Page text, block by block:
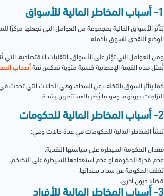
1- أسباب المخاطر المالية للأسواق
تتأثر الأسواق المالية بمجموعة من العوامل التي تجعلها مركزًا
الوضع النقدي للسوق بأكمله.
ومن العوامل التي تؤثر على الأسواق، التقلبات الاقتصادية،
تُمثل هذه القيمة الإحصائية كنسبة مئوية تعكس ثقة أصحاب
كما يتأثر السوق بالتخلف عن السداد، وهي الحالات التي
التزامات ديونهم، وهو ما يُضر بالمستثمرين بشدة.
2- أسباب المخاطر المالية للحكومات
تنشأ المخاطر المالية للحكومات في عدة حالات وهي:
فقدان الحكومة السيطرة على سياستها النقدية.
عدم قدرة الحكومة أو عدم استعدادها للسيطرة على التضخم.
تخلف الحكومة عن سداد سنداتها.
قضايا ديون أخرى.
3- أسباب المخاطر المالية للأفراد